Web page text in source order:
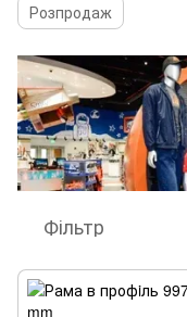
Розпродаж
Фільтр